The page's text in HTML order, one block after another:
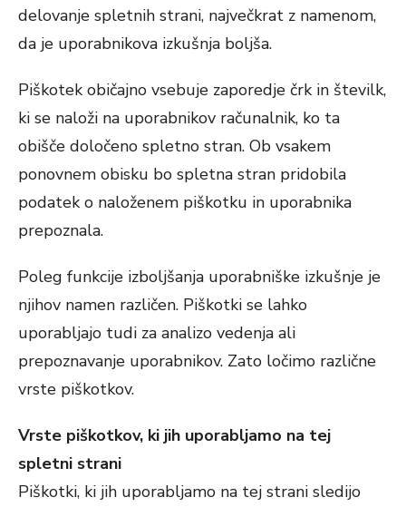
delovanje spletnih strani, največkrat z namenom,
da je uporabnikova izkušnja boljša.
Piškotek običajno vsebuje zaporedje črk in številk,
ki se naloži na uporabnikov računalnik, ko ta
obišče določeno spletno stran. Ob vsakem
ponovnem obisku bo spletna stran pridobila
podatek o naloženem piškotku in uporabnika
prepoznala.
Poleg funkcije izboljšanja uporabniške izkušnje je
njihov namen različen. Piškotki se lahko
uporabljajo tudi za analizo vedenja ali
prepoznavanje uporabnikov. Zato ločimo različne
vrste piškotkov.
Vrste piškotkov, ki jih uporabljamo na tej
spletni strani
Piškotki, ki jih uporabljamo na tej strani sledijo